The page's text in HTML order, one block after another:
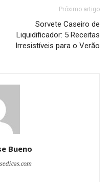
Próximo artigo
Sorvete Caseiro de
Liquidificador: 5 Receitas
Irresistíveis para o Verão
Bueno